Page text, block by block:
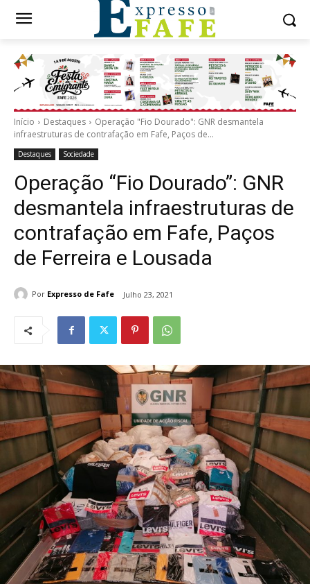
Início Destaques
Operação "Fio Dourado": GNR desmantela
infraestruturas de contrafação em Fafe, Paços de...
Destaques Sociedade
Operação “Fio Dourado”: GNR
desmantela infraestruturas de
contrafação em Fafe, Paços
de Ferreira e Lousada
Por Expresso de Fafe Julho 23, 2021